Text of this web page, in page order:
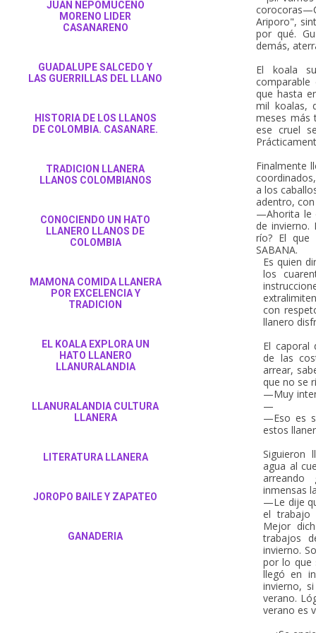
JUAN NEPOMUCENO
MORENO LIDER
CASANARENO
GUADALUPE SALCEDO Y
LAS GUERRILLAS DEL LLANO
HISTORIA DE LOS LLANOS
DE COLOMBIA. CASANARE.
TRADICION LLANERA
LLANOS COLOMBIANOS
CONOCIENDO UN HATO
LLANERO LLANOS DE
COLOMBIA
MAMONA COMIDA LLANERA
POR EXCELENCIA Y
TRADICION
EL KOALA EXPLORA UN
HATO LLANERO
LLANURALANDIA
LLANURALANDIA CULTURA
LLANERA
LITERATURA LLANERA
JOROPO BAILE Y ZAPATEO
GANADERIA
Ariporo",
por qué.
demás,
El koala
que hasta
mil koalas,
meses más
ese cruel
Finalmente
a los
adentro,
—Ahorita le
de invierno.
río? El que
SABANA.
Es quien
los
con
llanero
El caporal
de las
arrear,
que no se
—Muy
—
—Eso es
estos
Siguieron
agua al
inmensas
—Le dije
el trabajo
Mejor
trabajos
invierno.
por lo que
llegó en
invierno,
verano.
verano es